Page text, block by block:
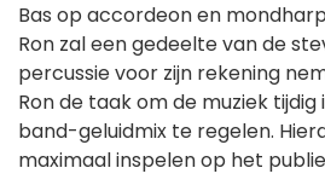
Bas op accordeon en
Ron zal een gedeelte van de
percussie voor zijn rekening
Ron de taak om de muziek
band-geluidmix te regelen.
maximaal inspelen op het